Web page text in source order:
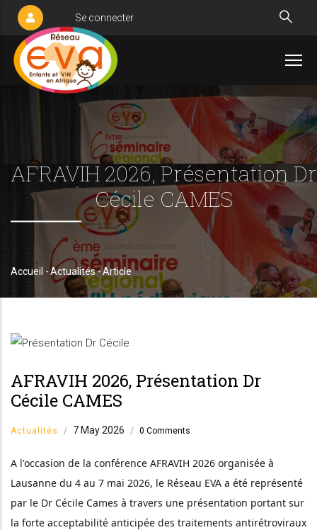
Aller
contenu
principal
User
account
menu
Se connecter
AFRAVIH 2026, Présentation Dr
Cécile CAMES
Fil
Accueil -Actualités-Article
AFRAVIH 2026, Présentation Dr
Cécile CAMES
Actualités / 7 May 2026 / 0 Comments
A l'occasion de la conférence AFRAVIH 2026 organisée à
Lausanne du 4 au 7 mai 2026, le Réseau EVA a été représenté
par le Dr Cécile Cames à travers une présentation portant sur
la forte acceptabilité anticipée des traitements antirétroviraux